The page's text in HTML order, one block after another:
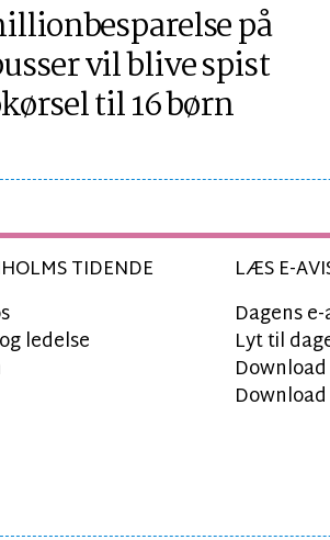
på
vil blive spist
til 16 børn
TIDENDE
ledelse
LÆS E-
Dagens
Lyt til